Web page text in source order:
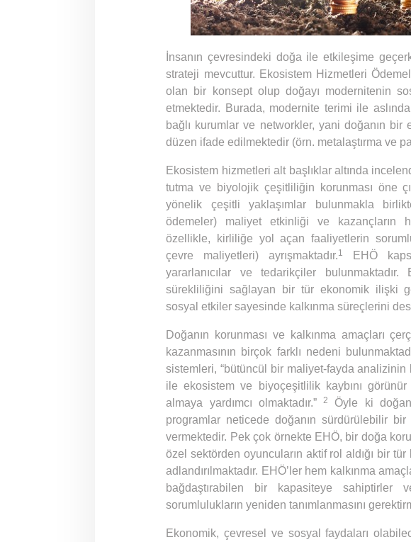
İnsanın çevresindeki doğa ile etkileşime
strateji mevcuttur. Ekosistem Hizmetleri
olan bir konsept olup doğayı modernitenin
etmektedir. Burada, modernite terimi ile
bağlı kurumlar ve networkler, yani doğanın bir
düzen ifade edilmektedir (örn. metalaştırma ve
Ekosistem hizmetleri alt başlıklar altında
tutma ve biyolojik çeşitliliğin korunması öne
yönelik çeşitli yaklaşımlar bulunmakla
ödemeler) maliyet etkinliği ve kazançların
özellikle, kirliliğe yol açan faaliyetlerin
çevre maliyetleri) ayrışmaktadır.1
EHÖ
yararlanıcılar ve tedarikçiler
sürekliliğini sağlayan bir tür ekonomik ilişki
sosyal etkiler sayesinde kalkınma süreçlerini
Doğanın korunması ve kalkınma amaçları
kazanmasının birçok farklı nedeni
sistemleri, “bütüncül bir maliyet-fayda analizinin
ile ekosistem ve biyoçeşitlilik kaybını
almaya yardımcı olmaktadır.”2
Öyle ki
programlar neticede doğanın sürdürülebilir
vermektedir. Pek çok örnekte EHÖ, bir doğa
özel sektörden oyuncuların aktif rol aldığı bir
adlandırılmaktadır. EHÖ’ler hem kalkınma
bağdaştırabilen bir kapasiteye
sorumlulukların yeniden tanımlanmasını
Ekonomik, çevresel ve sosyal faydaları